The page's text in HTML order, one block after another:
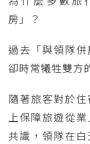
房」？
過去「與領隊
卻時常犧牲雙方
隨著旅客對於
上保障旅遊從
共識，領隊在